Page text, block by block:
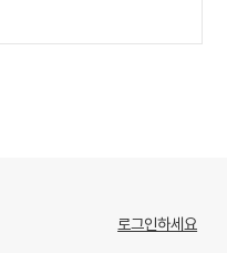
로그인하세요